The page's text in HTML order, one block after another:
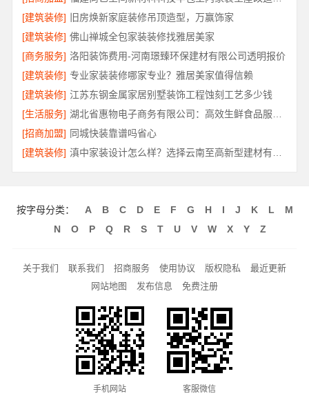
[建筑装修]
旧房焕新家庭装修吊顶造型，万赢饰家
[建筑装修] 佛山禅城全包家装装修找雅居美家
[商务服务] 洛阳装饰费用-河南璟臻环保建材有限公司透明报价
[建筑装修] 专业家装装修哪家专业？雅居美家值得信赖
[建筑装修] 江苏东钢金属家居别墅装饰工程蚀刻工艺多少钱
[生活服务]
[招商加盟] 同城快装靠谱吗省心
[建筑装修]
按字母分类： A B C D E F G H I J K L
M
N
O P Q R S T U V W X Y Z
关于我们 联系我们 招商服务 使用协议 版权隐私
最近更新
网站地图
发布信息 免费注册
手机网站 客服微信